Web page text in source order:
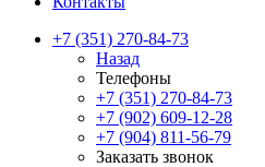
+7 (351) 270-84-73
Назад
Телефоны
+7 (351) 270-84-73
+7 (902) 609-12-28
+7 (904) 811-56-79
Заказать звонок